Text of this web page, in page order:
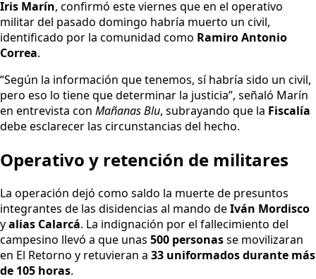
Iris Marín, confirmó este viernes que en el operativo
militar del pasado domingo habría muerto un civil,
identificado por la comunidad como Ramiro Antonio
Correa.
“Según la información que tenemos, sí habría sido un civil,
pero eso lo tiene que determinar la justicia”, señaló Marín
en entrevista con Mañanas Blu, subrayando que la Fiscalía
debe esclarecer las circunstancias del hecho.
Operativo y retención de militares
La operación dejó como saldo la muerte de presuntos
integrantes de las disidencias al mando deIván Mordisco
yalias Calarcá. La indignación por el fallecimiento del
campesino llevó a que unas 500 personasse movilizaran
en El Retorno y retuvieran a 33 uniformados durante más
de 105 horas.